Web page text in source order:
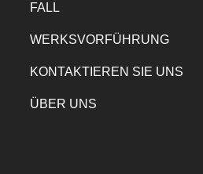
FALL
WERKSVORFÜHRUNG
KONTAKTIEREN SIE UNS
ÜBER UNS